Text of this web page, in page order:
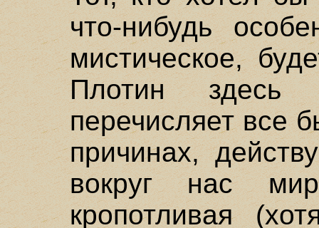
что-нибудь
мистическое,
Плотин здесь
перечисляет все
причинах,
вокруг нас
кропотливая